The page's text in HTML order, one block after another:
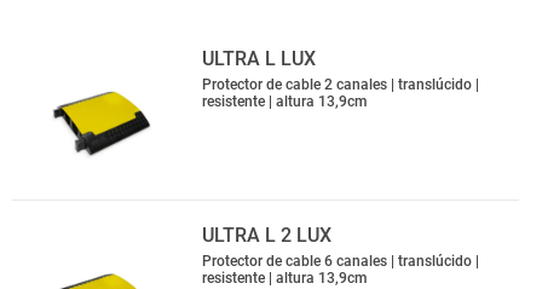
ULTRA L LUX
Protector de cable 2 canales | translúcido |
resistente | altura 13,9cm
ULTRA L 2 LUX
Protector de cable 6 canales | translúcido |
resistente | altura 13,9cm